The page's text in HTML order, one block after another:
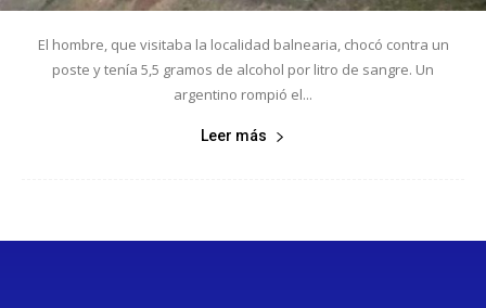
El hombre, que visitaba la localidad balnearia, chocó contra un
poste y tenía 5,5 gramos de alcohol por litro de sangre. Un
argentino rompió el...
Leer más